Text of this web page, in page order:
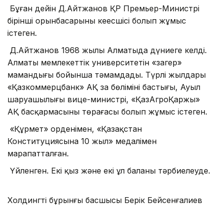
Бұған дейін Д.Айтжанов ҚР Премьер-Министрі
бірінші орынбасарының кеңесшісі болып жұмыс
істеген.
Д.Айтжанов 1968 жылы Алматыда дүниеге келді.
Алматы мемлекеттік университетін «заңгер»
мамандығы бойынша тәмамдады. Түрлі жылдары
«Қазкоммерцбанк» АҚ заң бөлімінің бастығы, Ауыл
шаруашылығы вице-министрі, «ҚазАгроҚаржы»
АҚ басқармасының төрағасы болып жұмыс істеген.
«Құрмет» орденімен, «Қазақстан
Конституциясына 10 жыл» медалімен
марапатталған.
Үйленген. Екі қыз және екі ұл баланы тәрбиелеуде.
Холдингтің бұрынғы басшысы Берік Бейсенғалиев